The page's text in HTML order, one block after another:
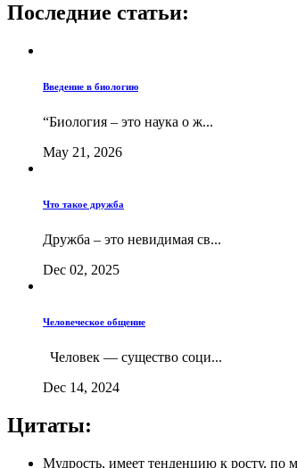
Последние статьи:
Введение в биологию
“Биология – это наука о ж...
May 21, 2026
Что такое дружба
Дружба – это невидимая св...
Dec 02, 2025
Человеческое общение
Человек — существо соци...
Dec 14, 2024
Цитаты:
Мудрость, имеет тенденцию к росту, по